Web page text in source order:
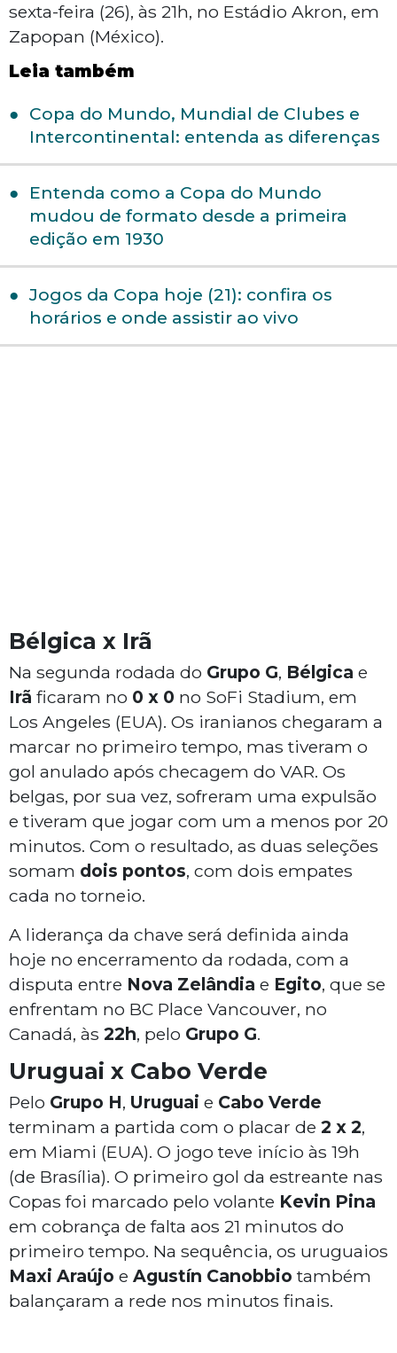
sexta-feira (26), às 21h, no Estádio Akron, em
Zapopan (México).
Leia também
Copa do Mundo, Mundial de Clubes e
Intercontinental: entenda as diferenças
Entenda como a Copa do Mundo
mudou de formato desde a primeira
edição em 1930
Jogos da Copa hoje (21): confira os
horários e onde assistir ao vivo
Bélgica x Irã
Na segunda rodada do Grupo G, Bélgica e
Irã ficaram no 0 x 0 no SoFi Stadium, em
Los Angeles (EUA). Os iranianos chegaram a
marcar no primeiro tempo, mas tiveram o
gol anulado após checagem do VAR. Os
belgas, por sua vez, sofreram uma expulsão
e tiveram que jogar com um a menos por 20
minutos. Com o resultado, as duas seleções
somam dois pontos, com dois empates
cada no torneio.
A liderança da chave será definida ainda
hoje no encerramento da rodada, com a
disputa entre Nova Zelândia e Egito, que se
enfrentam no BC Place Vancouver, no
Canadá, às 22h, pelo Grupo G.
Uruguai x Cabo Verde
Pelo Grupo H, Uruguai e Cabo Verde
terminam a partida com o placar de 2 x 2,
em Miami (EUA). O jogo teve início às 19h
(de Brasília). O primeiro gol da estreante nas
Copas foi marcado pelo volante Kevin Pina
em cobrança de falta aos 21 minutos do
primeiro tempo. Na sequência, os uruguaios
Maxi Araújo e Agustín Canobbio também
balançaram a rede nos minutos finais.